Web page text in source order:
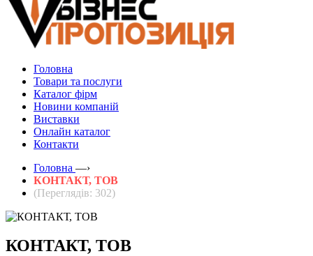
Головна
Товари та послуги
Каталог фірм
Новини компаній
Виставки
Онлайн каталог
Контакти
Головна —›
КОНТАКТ, ТОВ
(Переглядів: 302)
КОНТАКТ, ТОВ